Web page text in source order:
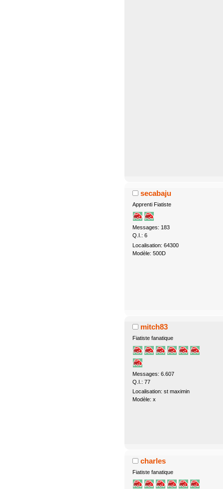
secabaju
Apprenti Fiatiste
Messages: 183
Q.I.: 6
Localisation: 64300
Modèle: 500D
mitch83
Fiatiste fanatique
Messages: 6.607
Q.I.: 77
Localisation: st maximin
Modèle: x
charles
Fiatiste fanatique